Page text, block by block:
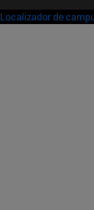
Localizador de